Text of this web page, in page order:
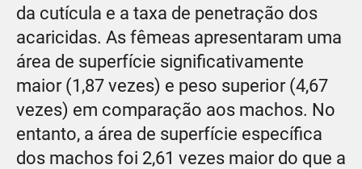
da cutícula e a taxa de penetração dos
acaricidas. As fêmeas apresentaram uma
área de superfície significativamente
maior (1,87 vezes) e peso superior (4,67
vezes) em comparação aos machos. No
entanto, a área de superfície específica
dos machos foi 2,61 vezes maior do que a